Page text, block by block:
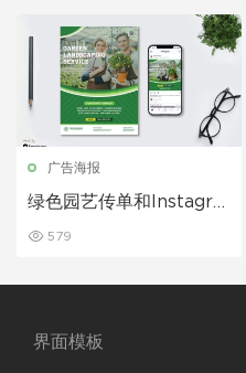
广告海报
绿色园艺传单和Instagra
579
界面模板